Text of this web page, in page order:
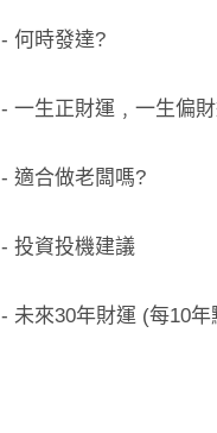
- 何時發達?
- 一生正財運﹐一生偏
- 適合做老闆嗎?
- 投資投機建議
- 未來30年財運 (每10年